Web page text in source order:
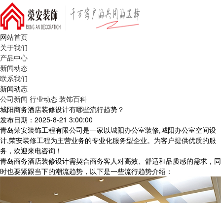
网站首页
关于我们
产品中心
新闻动态
联系我们
新闻动态
公司新闻 行业动态 装饰百科
城阳商务酒店装修设计有哪些流行趋势？
发布日期：2025-8-21 3:00:00
青岛荣安装饰工程有限公司是一家以城阳办公室装修,城阳办公室空间设
计,荣安装修工程为主营业务的专业化服务型企业。为客户提供优质的服
务，欢迎来电咨询！
青岛商务酒店装修设计需契合商务客人对高效、舒适和品质感的需求，同
时也要紧跟当下的潮流趋势，以下是一些流行趋势介绍：